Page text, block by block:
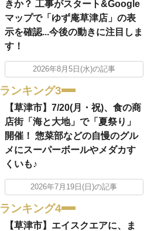
きか？ 工事がスタート&Google
マップで「ゆず庵草津店」の表
示を確認...今後の動きに注目しま
す！
2026年8月5日(水)の記事
ランキング3
【草津市】7/20(月・祝)、食の商
店街「海と大地」で「夏祭り」
開催！ 惣菜部などの自慢のグル
メにスーパーボールやメダカす
くいも♪
2026年7月19日(日)の記事
ランキング4
【草津市】エイスクエアに、ま